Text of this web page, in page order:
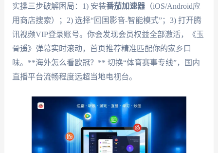
实操三步破解困局：1) 安装番茄加速器（iOS/Android应
用商店搜索）；2) 选择“回国影音-智能模式”；3) 打开腾
讯视频VIP登录账号。你会发现会员权益全部激活，《玉
骨遥》弹幕实时滚动，首页推荐精准匹配你的家乡口
味。**海外怎么看欧冠？** 切换“体育赛事专线”，国内
直播平台流畅程度远超当地电视台。